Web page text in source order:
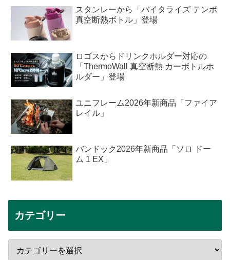
スタンレーから「バイタライズ テンポ
真空断熱ボトル」登場
ロゴスからドリンクホルダー対応の
「ThermoWall 真空断熱 カーボトルホ
ルダー」登場
ユニフレーム2026年新商品「ファイア
レイル」
バンドック2026年新商品「ソロ ドー
ム 1 EX」
カテゴリー